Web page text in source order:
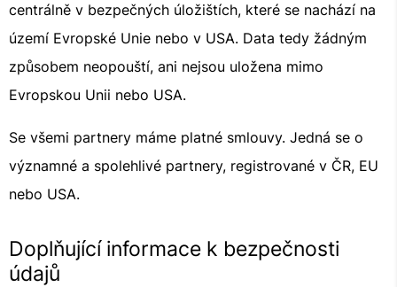
centrálně v bezpečných úložištích, které se nachází na
území Evropské Unie nebo v USA. Data tedy žádným
způsobem neopouští, ani nejsou uložena mimo
Evropskou Unii nebo USA.
Se všemi partnery máme platné smlouvy. Jedná se o
významné a spolehlivé partnery, registrované v ČR, EU
nebo USA.
Doplňující informace k bezpečnosti
údajů